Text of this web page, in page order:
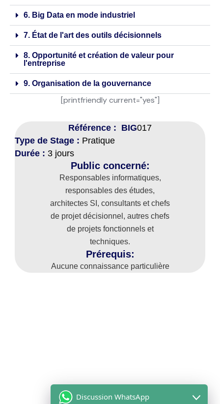
6. Big Data en mode industriel
7. État de l'art des outils décisionnels
8. Opportunité et création de valeur pour
l'entreprise
9. Organisation de la gouvernance
[printfriendly current="yes"]
Référence : BIG017
Type de Stage : Pratique
Durée : 3 jours
Public concerné:
Responsables informatiques,
responsables des études,
architectes SI, consultants et chefs
de projet décisionnel, autres chefs
de projets fonctionnels et
techniques.
Prérequis:
Aucune connaissance particulière
Discussion WhatsApp